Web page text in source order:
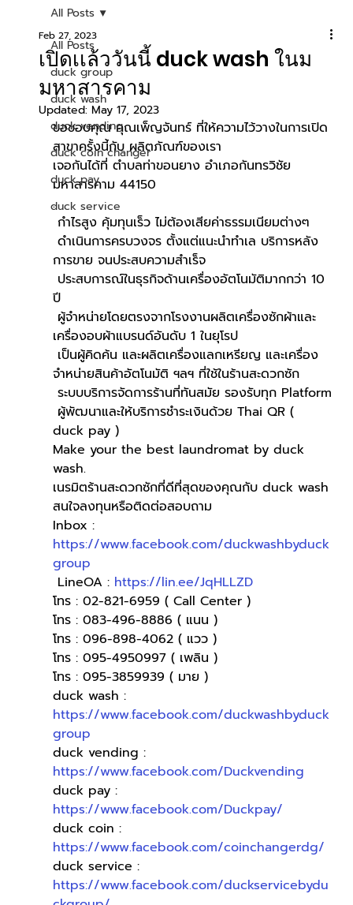
All Posts
duck group
duck wash
duck vending
duck coin changer
duck pay
duck service
All Posts
เปิดเเล้ววันนี้ duck wash ในม
มหาสารคาม
Feb 27, 2023
Updated: May 17, 2023
ขอขอบคุณ คุณเพ็ญจันทร์ ที่ให้ความไว้วางในการเปิด
สาขาครั้งนี้กับ ผลิตภัณฑ์ของเรา
เจอกันได้ที่ ตำบลท่าขอนยาง อำเภอกันทรวิชัย
มหาสารคาม 44150
.
กำไรสูง คุ้มทุนเร็ว ไม่ต้องเสียค่าธรรมเนียมต่างๆ
การขาย จนประสบความสำเร็จ
ปี
เครื่องอบผ้าแบรนด์อันดับ 1 ในยุโรป
จำหน่ายสินค้าอัตโนมัติ ฯลฯ ที่ใช้ในร้านสะดวกซัก
ระบบบริการจัดการร้านที่ทันสมัย รองรับทุก Platform
duck pay )
Make your the best laundromat by duck
wash.
เนรมิตร้านสะดวกซักที่ดีที่สุดของคุณกับ duck wash
สนใจลงทุนหรือติดต่อสอบถาม
Inbox :
https://www.facebook.com/duckwashbyduck
group
LineOA : https://lin.ee/JqHLLZD
โทร : 02-821-6959 ( Call Center )
โทร : 083-496-8886 ( แนน )
โทร : 096-898-4062 ( แวว )
โทร : 095-4950997 ( เพลิน )
โทร : 095-3859939 ( มาย )
duck wash :
https://www.facebook.com/duckwashbyduck
group
duck vending :
https://www.facebook.com/Duckvending
duck pay :
https://www.facebook.com/Duckpay/
duck coin :
https://www.facebook.com/coinchangerdg/
duck service :
https://www.facebook.com/duckservicebydu